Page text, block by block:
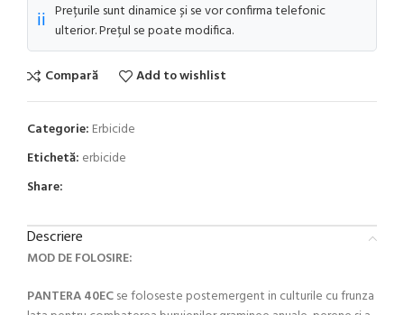
ℹ️ Prețurile sunt dinamice și se vor confirma telefonic
ulterior. Prețul se poate modifica.
Compară Add to wishlist
Categorie: Erbicide
Etichetă: erbicide
Share:
Descriere
MOD DE FOLOSIRE:
PANTERA 40ECse foloseste postemergent in culturile cu frunza